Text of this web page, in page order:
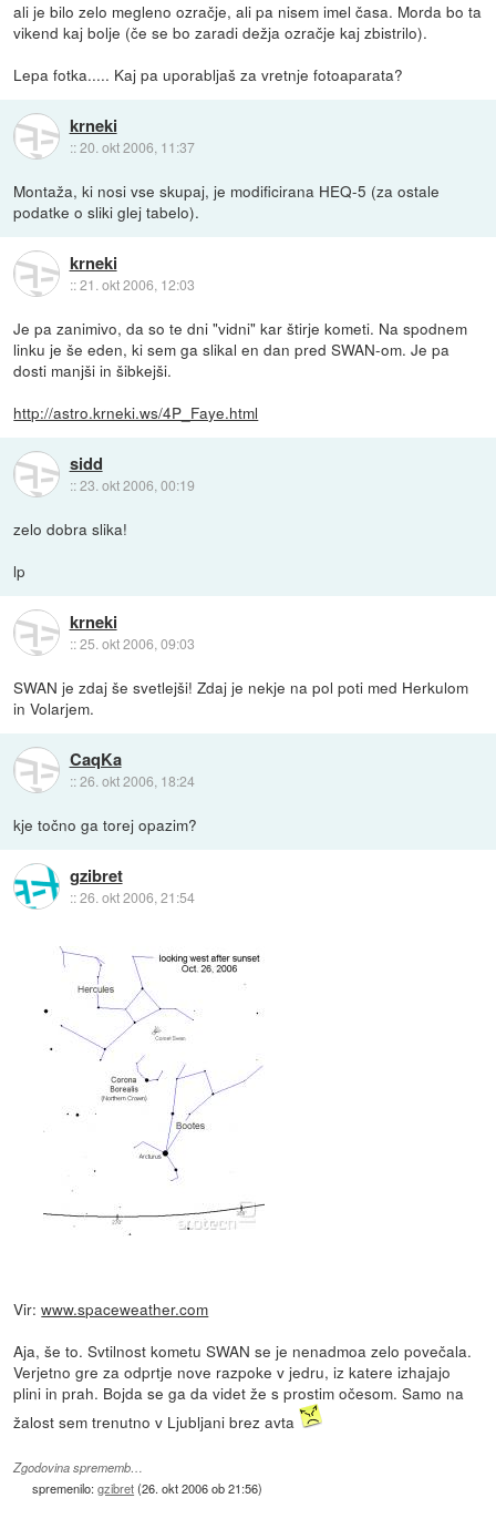
ali je bilo zelo megleno ozračje, ali pa nisem imel časa. Morda bo ta
vikend kaj bolje (če se bo zaradi dežja ozračje kaj zbistrilo).
Lepa fotka..... Kaj pa uporabljaš za vretnje fotoaparata?
krneki
::20. okt 2006, 11:37
Montaža, ki nosi vse skupaj, je modificirana HEQ-5 (za ostale
podatke o sliki glej tabelo).
krneki
::21. okt 2006, 12:03
Je pa zanimivo, da so te dni "vidni" kar štirje kometi. Na spodnem
linku je še eden, ki sem ga slikal en dan pred SWAN-om. Je pa
dosti manjši in šibkejši.
http://astro.krneki.ws/4P_Faye.html
sidd
::23. okt 2006, 00:19
zelo dobra slika!
lp
krneki
::25. okt 2006, 09:03
SWAN je zdaj še svetlejši! Zdaj je nekje na pol poti med Herkulom
in Volarjem.
CaqKa
::26. okt 2006, 18:24
kje točno ga torej opazim?
gzibret
::26. okt 2006, 21:54
Vir:www.spaceweather.com
Aja, še to. Svtilnost kometu SWAN se je nenadmoa zelo povečala.
Verjetno gre za odprtje nove razpoke v jedru, iz katere izhajajo
plini in prah. Bojda se ga da videt že s prostim očesom. Samo na
žalost sem trenutno v Ljubljani brez avta
Zgodovina sprememb…
spremenilo:gzibret(26. okt 2006 ob 21:56)